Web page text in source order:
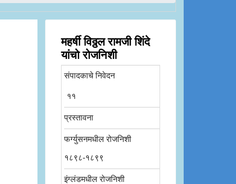
महर्षी विठ्ठल रामजी शिंदे
यांचो रोजनिशी
संपादकाचे निवेदन
११
प्रस्तावना
फर्ग्युसनमधील रोजनिशी
१८९८-१८९९
इंग्लंडमधील रोजनिशी